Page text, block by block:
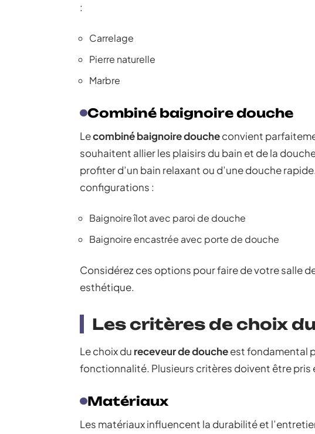
:
Carrelage
Pierre naturelle
Marbre
Combiné baignoire douche
Lecombiné baignoire doucheconvient
souhaitent allier les plaisirs du bain et de la
profiter d’un bain relaxant ou d’une douche
configurations :
Baignoire îlot avec paroi de douche
Baignoire encastrée avec porte de douche
Considérez ces options pour faire de votre salle
esthétique.
Les critères de choix
Le choix du receveur de doucheest fondamental
fonctionnalité. Plusieurs critères doivent être pris
Matériaux
Les matériaux influencent la durabilité et